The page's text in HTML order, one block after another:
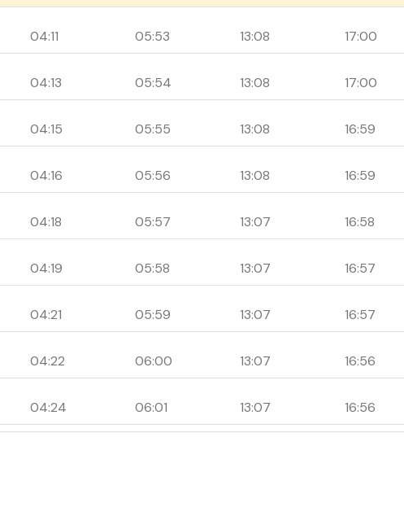
04:11 05:53 13:08 17:00
04:13 05:54 13:08 17:00
04:15 05:55 13:08 16:59
04:16 05:56 13:08 16:59
04:18 05:57 13:07 16:58
04:19 05:58 13:07 16:57
04:21 05:59 13:07 16:57
04:22 06:00 13:07 16:56
04:24 06:01 13:07 16:56